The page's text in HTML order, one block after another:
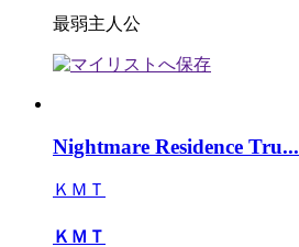
最弱主人公
Nightmare Residence Tru...
ＫＭＴ
ＫＭＴ